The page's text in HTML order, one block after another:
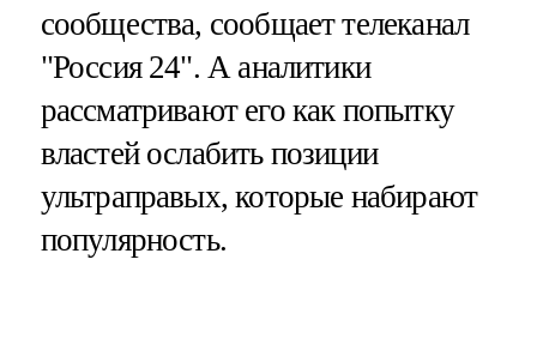
сообщества, сообщает телеканал
"Россия 24". А аналитики
рассматривают его как попытку
властей ослабить позиции
ультраправых, которые набирают
популярность.